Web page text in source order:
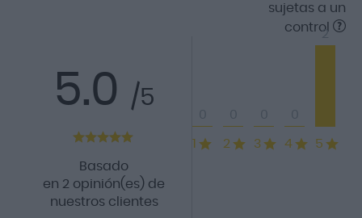
sujetas a un
control
5.0 /5
Basado
en 2 opinión(es) de
nuestros clientes
1 2 3 4 5
2